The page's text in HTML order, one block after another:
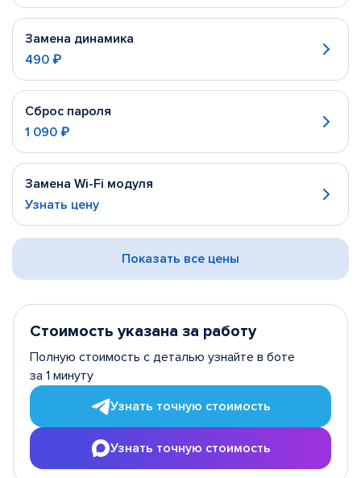
Замена динамика
490 ₽
Сброс пароля
1 090 ₽
Замена Wi-Fi модуля
Узнать цену
Показать все цены
Стоимость указана за работу
Полную стоимость с деталью узнайте в боте
за 1 минуту
Узнать точную стоимость
Узнать точную стоимость